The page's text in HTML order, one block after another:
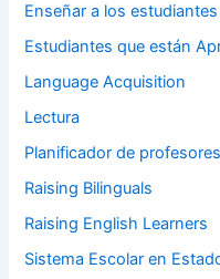
Enseñar a los
Estudiantes que están
Language Acquisition
Lectura
Planificador de
Raising Bilinguals
Raising English Learners
Sistema Escolar en